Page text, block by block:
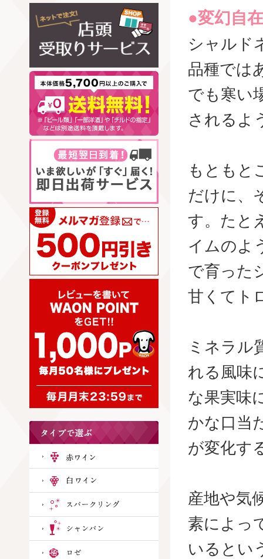
●変幻自
シャルド
品種では
でも寒い
されるよ
もともと
だけに、
す。たと
イムのよ
で育った
甘くてト
ミネラル
れる風味
な果実味
かな口当
が変化す
産地や気
素によっ
いるとい